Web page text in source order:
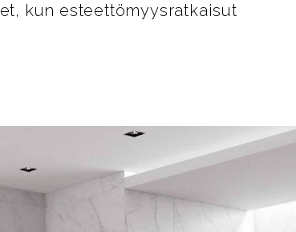
kun esteettömyysratkaisut